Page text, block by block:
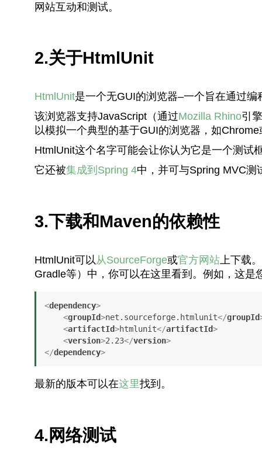
网站互动和测试。
2.关于HtmlUnit
HtmlUnit是一个无GUI的浏览器–一个旨在通过
该浏览器支持JavaScript（通过Mozilla Rhino引
以模拟一个典型的基于GUI的浏览器，如
HtmlUnit这个名字可能会让你认为它是一个测试
它还被集成到Spring 4中，并可与Spring MVC测
3.下载和Maven的依赖性
HtmlUnit可以 从SourceForge或官方网站上下载
Gradle等）中，你可以在这里看到 。例如，这是
<dependency>
<groupId>net.sourceforge.htmlunit</groupId
<artifactId>htmlunit</artifactId>
<version>2.23</version>
</dependency>
最新的版本可以在这里找到。
4.网络测试